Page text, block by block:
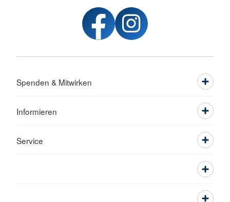
Spenden & Mitwirken
Informieren
Service